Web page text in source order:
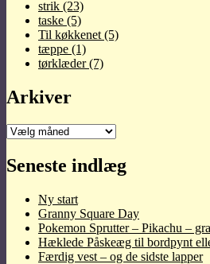
strik (23)
taske (5)
Til køkkenet (5)
tæppe (1)
tørklæder(7)
Arkiver
Arkiver
Seneste indlæg
Ny start
Granny Square Day
Pokemon Sprutter – Pikachu –
Hæklede Påskeæg til bordpynt
Færdig vest – og de sidste lapper